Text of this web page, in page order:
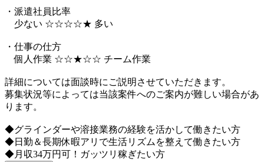
・派遣社員比率
少ない ☆☆☆☆★ 多い
・仕事の仕方
個人作業 ☆☆★☆☆ チーム作業
詳細については面談時にご説明させていただきます。
募集状況等によっては当該案件へのご案内が難しい場合があ
ります。
◆グラインダーや溶接業務の経験を活かして働きたい方
◆日勤＆長期休暇アリで生活リズムを整えて働きたい方
◆月収34万円可！ガッツリ稼ぎたい方